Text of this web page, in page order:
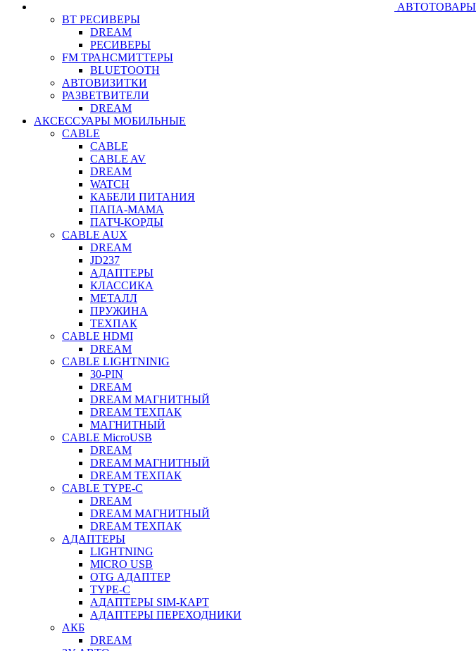
АВТОТОВАРЫ
BT РЕСИВЕРЫ
DREAM
РЕСИВЕРЫ
FM ТРАНСМИТТЕРЫ
BLUETOOTH
АВТОВИЗИТКИ
РАЗВЕТВИТЕЛИ
DREAM
АКСЕССУАРЫ МОБИЛЬНЫЕ
CABLE
CABLE
CABLE AV
DREAM
WATCH
КАБЕЛИ ПИТАНИЯ
ПАПА-МАМА
ПАТЧ-КОРДЫ
CABLE AUX
DREAM
JD237
АДАПТЕРЫ
КЛАССИКА
МЕТАЛЛ
ПРУЖИНА
ТЕХПАК
CABLE HDMI
DREAM
CABLE LIGHTNINIG
30-PIN
DREAM
DREAM МАГНИТНЫЙ
DREAM ТЕХПАК
МАГНИТНЫЙ
CABLE MicroUSB
DREAM
DREAM МАГНИТНЫЙ
DREAM ТЕХПАК
CABLE TYPE-C
DREAM
DREAM МАГНИТНЫЙ
DREAM ТЕХПАК
АДАПТЕРЫ
LIGHTNING
MICRO USB
OTG АДАПТЕР
TYPE-C
АДАПТЕРЫ SIM-КАРТ
АДАПТЕРЫ ПЕРЕХОДНИКИ
АКБ
DREAM